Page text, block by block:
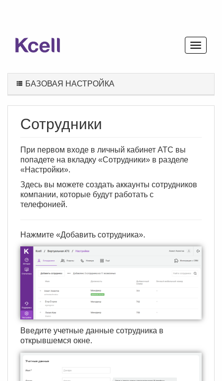
БАЗОВАЯ НАСТРОЙКА
Сотрудники
При первом входе в личный кабинет АТС вы
попадете на вкладку «Сотрудники» в разделе
«Настройки».
Здесь вы можете создать аккаунты сотрудников
компании, которые будут работать с
телефонией.
Нажмите «Добавить сотрудника».
Введите учетные данные сотрудника в
открывшемся окне.